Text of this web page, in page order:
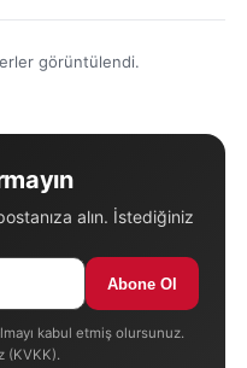
görüntülendi.
alın. İstediğiniz
Abone Ol
kabul etmiş olursunuz.
(KVKK).